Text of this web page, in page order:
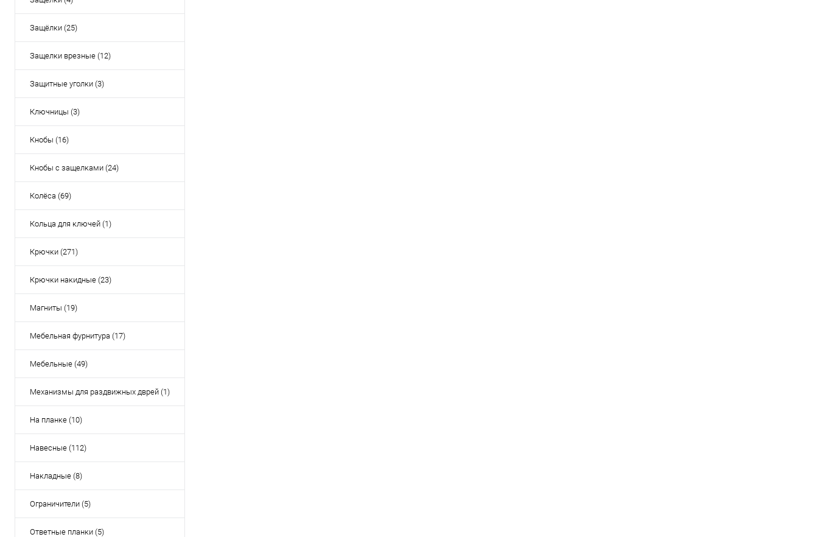
Защёлки (25)
Защелки врезные (12)
Защитные уголки (3)
Ключницы (3)
Кнобы (16)
Кнобы с защелками (24)
Колёса (69)
Кольца для ключей (1)
Крючки (271)
Крючки накидные (23)
Магниты (19)
Мебельная фурнитура (17)
Мебельные (49)
Механизмы для раздвижных дврей (1)
На планке (10)
Навесные (112)
Накладные (8)
Ограничители (5)
Ответные планки (5)